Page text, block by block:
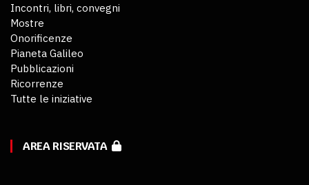
Incontri, libri, convegni
Mostre
Onorificenze
Pianeta Galileo
Pubblicazioni
Ricorrenze
Tutte le iniziative
AREA RISERVATA